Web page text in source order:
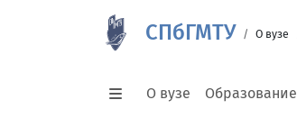
СПбГМТУ О вузе
О вузе Образование